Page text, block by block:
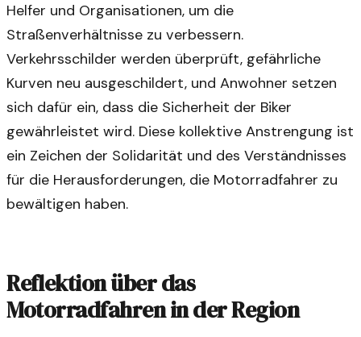
Helfer und Organisationen, um die
Straßenverhältnisse zu verbessern.
Verkehrsschilder werden überprüft, gefährliche
Kurven neu ausgeschildert, und Anwohner setzen
sich dafür ein, dass die Sicherheit der Biker
gewährleistet wird. Diese kollektive Anstrengung ist
ein Zeichen der Solidarität und des Verständnisses
für die Herausforderungen, die Motorradfahrer zu
bewältigen haben.
Reflektion über das
Motorradfahren in der Region